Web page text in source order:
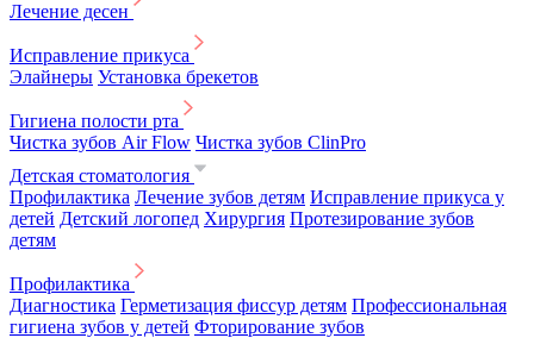
Лечение десен
Исправление прикуса
Элайнеры Установка брекетов
Гигиена полости рта
Чистка зубов Air Flow Чистка зубов ClinPro
Детская стоматология
Профилактика Лечение зубов детям Исправление прикуса у
детей Детский логопед Хирургия Протезирование зубов
детям
Профилактика
Диагностика Герметизация фиссур детям Профессиональная
гигиена зубов у детей Фторирование зубов